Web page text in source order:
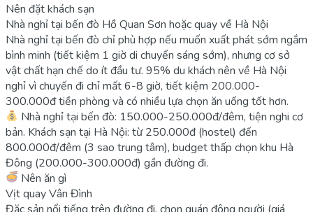
Nên đặt khách sạn
Nhà nghỉ tại bến đò Hồ Quan Sơn hoặc quay về Hà Nội
Nhà nghỉ tại bến đò chỉ phù hợp nếu muốn xuất phát sớm ngắm
bình minh (tiết kiệm 1 giờ di chuyển sáng sớm), nhưng cơ sở
vật chất hạn chế do ít đầu tư. 95% du khách nên về Hà Nội
nghỉ vì chuyến đi chỉ mất 6-8 giờ, tiết kiệm 200.000-
300.000đ tiền phòng và có nhiều lựa chọn ăn uống tốt hơn.
Nhà nghỉ tại bến đò: 150.000-250.000đ/đêm, tiện nghi cơ
bản. Khách sạn tại Hà Nội: từ 250.000đ (hostel) đến
800.000đ/đêm (3 sao trung tâm), budget thấp chọn khu Hà
Đông (200.000-300.000đ) gần đường đi.
Nên ăn gì
Vịt quay Vân Đình